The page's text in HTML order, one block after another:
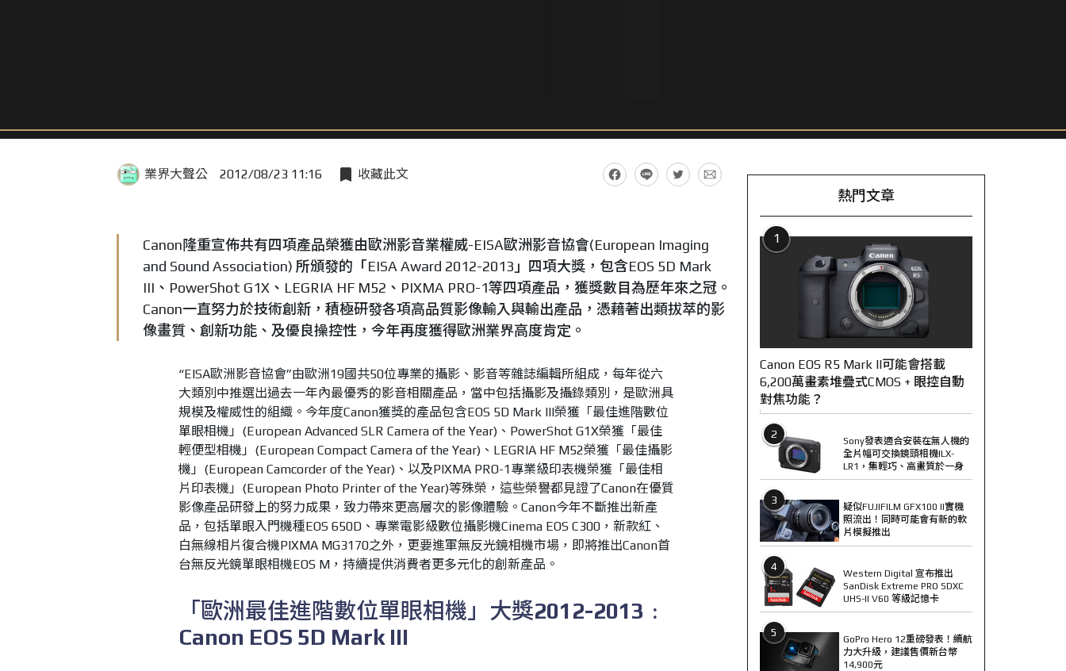
業界大聲公 2012/08/23 11:16 收藏此文
Canon隆重宣佈共有四項產品榮獲由歐洲影音業權威-EISA歐洲影音協會(European Imaging
and Sound Association) 所頒發的「EISA Award 2012-2013」四項大獎，包含EOS 5D Mark
III、PowerShot G1X、LEGRIA HF M52、PIXMA PRO-1等四項產品，獲獎數目為歷年來之冠。
Canon一直努力於技術創新，積極研發各項高品質影像輸入與輸出產品，憑藉著出類拔萃的影
像畫質、創新功能、及優良操控性，今年再度獲得歐洲業界高度肯定。
“EISA歐洲影音協會”由歐洲 19國共50位專業的攝影、影音等雜誌編輯所組成，每年從六
大類別中推選出過去一年內最優秀的影音相關產品，當中包括攝影及攝錄類別，是歐洲具
規模及權威性的組織。今年度Canon獲獎的產品包含EOS 5D Mark III榮獲「最佳進階數位
單眼相機」 (European Advanced SLR Camera of the Year)、 PowerShot G1X榮獲「最佳
輕便型相機」 (European Compact Camera of the Year)、 LEGRIA HF M52榮獲「最佳攝影
機」 (European Camcorder of the Year)、以及PIXMA PRO-1專業級印表機榮獲「最佳相
片印表機」 (European Photo Printer of the Year)等殊榮，這些榮譽都見證了Canon在優質
影像產品研發上的努力成果，致力帶來更高層次的影像體驗。 Canon今年不斷推出新產
品，包括單眼入門機種EOS 650D、專業電影級數位攝影機Cinema EOS C300，新款紅、
白無線相片復合機PIXMA MG3170之外，更要進軍無反光鏡相機市場，即將推出Canon首
台無反光鏡單眼相機EOS M，持續提供消費者更多元化的創新產品。
「歐洲最佳進階數位單眼相機」大獎2012-2013 ﹕
Canon EOS 5D Mark III
熱門文章
1
Canon EOS R5 Mark II可能會搭載
6,200萬畫素堆疊式CMOS + 眼控自動
對焦功能？
2
Sony發表適合安裝在無人機的
全片幅可交換鏡頭相機ILX-
LR1，集輕巧、高畫質於一身
3
疑似FUJIFILM GFX100 II實機
照流出！同時可能會有新的軟
片模擬推出
4
Western Digital 宣布推出
SanDisk Extreme PRO SDXC
UHS-II V60 等級記憶卡
5
GoPro Hero 12重磅發表！續航
力大升級，建議售價新台幣
14,900元